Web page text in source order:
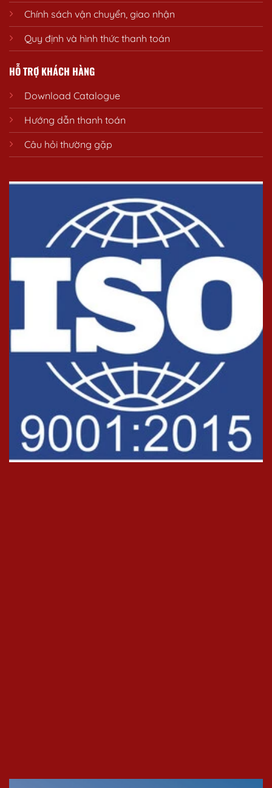
Chính sách vận chuyển, giao nhận
Quy định và hình thức thanh toán
HỖ TRỢ KHÁCH HÀNG
Download Catalogue
Hướng dẫn thanh toán
Câu hỏi thường gặp